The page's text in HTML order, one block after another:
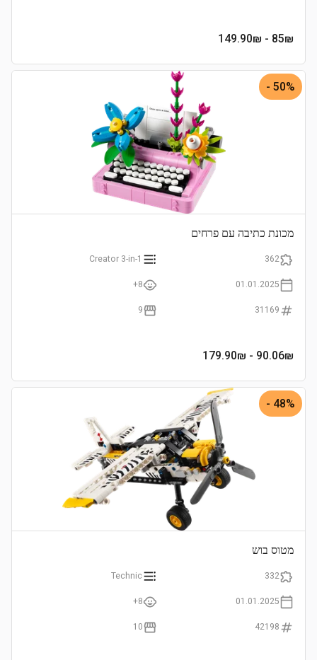
85₪
- 149.90₪
50% -
מכונת כתיבה עם פרחים
362
Creator 3-in-1
01.01.2025
8+
31169
9
90.06₪
- 179.90₪
48% -
מטוס בוש
332
Technic
01.01.2025
8+
42198
10